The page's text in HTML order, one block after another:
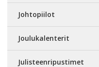
Johtopiilot
Joulukalenterit
Julisteenripustimet